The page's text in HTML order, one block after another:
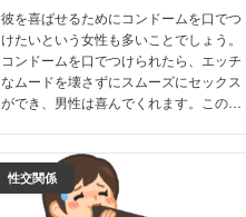
彼を喜ばせるためにコンドームを口でつ
けたいという女性も多いことでしょう。
コンドームを口でつけられたら、エッチ
なムードを壊さずにスムーズにセックス
ができ、男性は喜んでくれます。この記
性交関係